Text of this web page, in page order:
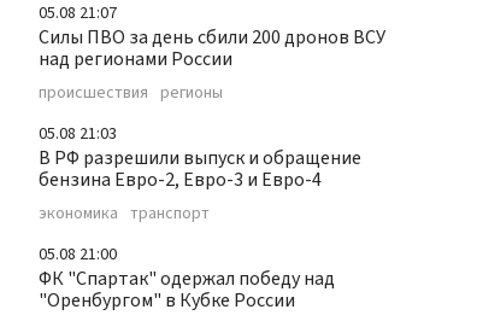
05.08 21:07
Силы ПВО за день сбили 200 дронов ВСУ
над регионами России
происшествия регионы
05.08 21:03
В РФ разрешили выпуск и обращение
бензина Евро-2, Евро-3 и Евро-4
экономика транспорт
05.08 21:00
ФК "Спартак" одержал победу над
"Оренбургом" в Кубке России